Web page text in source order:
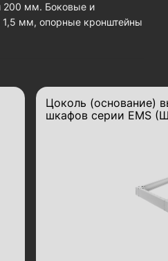
200 мм. Боковые и
1,5 мм, опорные кронштейны
Цоколь (основание)
шкафов серии EMS